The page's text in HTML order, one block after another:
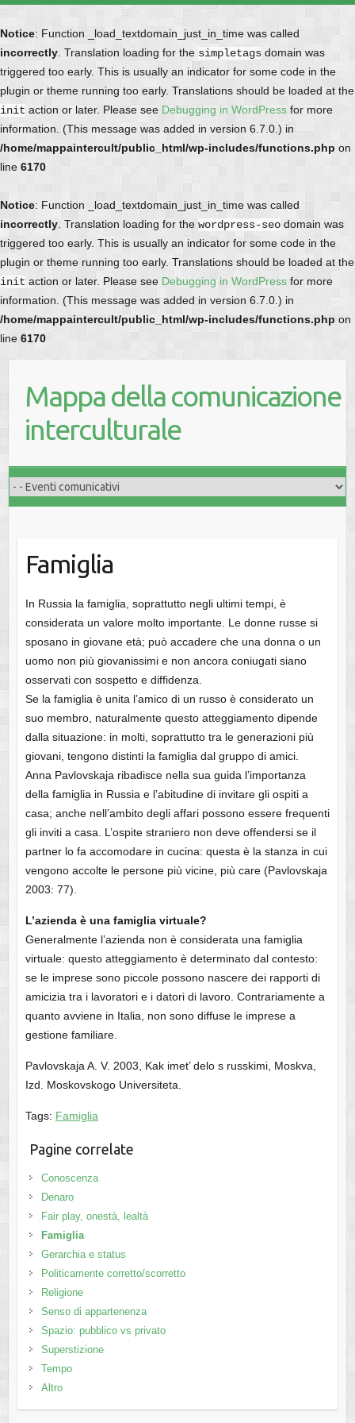
Notice: Function _load_textdomain_just_in_time was called
incorrectly . Translation loading for the simpletags domain was
triggered too early. This is usually an indicator for some code in the
plugin or theme running too early. Translations should be loaded at the
init action or later. Please see Debugging in WordPress for more
information. (This message was added in version 6.7.0.) in
/home/mappaintercult/public_html/wp-includes/functions.php on
line 6170
Notice: Function _load_textdomain_just_in_time was called
incorrectly . Translation loading for the wordpress-seo domain was
triggered too early. This is usually an indicator for some code in the
plugin or theme running too early. Translations should be loaded at the
init action or later. Please see Debugging in WordPress for more
information. (This message was added in version 6.7.0.) in
/home/mappaintercult/public_html/wp-includes/functions.php on
line 6170
Mappa della comunicazione
interculturale
Famiglia
In Russia la famiglia, soprattutto negli ultimi tempi, è
considerata un valore molto importante. Le donne russe si
sposano in giovane età; può accadere che una donna o un
uomo non più giovanissimi e non ancora coniugati siano
osservati con sospetto e diffidenza.
Se la famiglia è unita l’amico di un russo è considerato un
suo membro, naturalmente questo atteggiamento dipende
dalla situazione: in molti, soprattutto tra le generazioni più
giovani, tengono distinti la famiglia dal gruppo di amici.
Anna Pavlovskaja ribadisce nella sua guida l’importanza
della famiglia in Russia e l’abitudine di invitare gli ospiti a
casa; anche nell’ambito degli affari possono essere frequenti
gli inviti a casa. L’ospite straniero non deve offendersi se il
partner lo fa accomodare in cucina: questa è la stanza in cui
vengono accolte le persone più vicine, più care (Pavlovskaja
2003: 77).
L’azienda è una famiglia virtuale?
Generalmente l’azienda non è considerata una famiglia
virtuale: questo atteggiamento è determinato dal contesto:
se le imprese sono piccole possono nascere dei rapporti di
amicizia tra i lavoratori e i datori di lavoro. Contrariamente a
quanto avviene in Italia, non sono diffuse le imprese a
gestione familiare.
Pavlovskaja A. V. 2003, Kak imet’ delo s russkimi, Moskva,
Izd. Moskovskogo Universiteta.
Tags: Famiglia
Pagine correlate
Conoscenza
Denaro
Fair play, onestà, lealtà
Famiglia
Gerarchia e status
Politicamente corretto/scorretto
Religione
Senso di appartenenza
Spazio: pubblico vs privato
Superstizione
Tempo
Altro